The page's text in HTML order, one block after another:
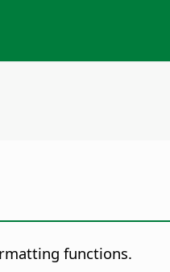
functions.